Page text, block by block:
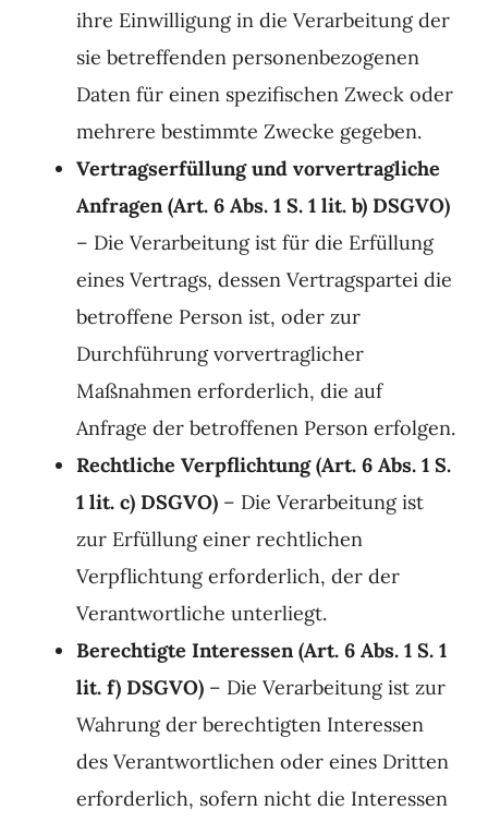
ihre Einwilligung in die Verarbeitung der
sie betreffenden personenbezogenen
Daten für einen spezifischen Zweck oder
mehrere bestimmte Zwecke gegeben.
Vertragserfüllung und vorvertragliche
Anfragen (Art. 6 Abs. 1 S. 1 lit. b) DSGVO)
– Die Verarbeitung ist für die Erfüllung
eines Vertrags, dessen Vertragspartei die
betroffene Person ist, oder zur
Durchführung vorvertraglicher
Maßnahmen erforderlich, die auf
Anfrage der betroffenen Person erfolgen.
Rechtliche Verpflichtung (Art. 6 Abs. 1 S.
1 lit. c) DSGVO) – Die Verarbeitung ist
zur Erfüllung einer rechtlichen
Verpflichtung erforderlich, der der
Verantwortliche unterliegt.
Berechtigte Interessen (Art. 6 Abs. 1 S. 1
lit. f) DSGVO) – Die Verarbeitung ist zur
Wahrung der berechtigten Interessen
des Verantwortlichen oder eines Dritten
erforderlich, sofern nicht die Interessen